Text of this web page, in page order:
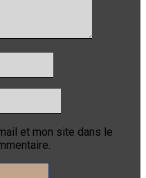
et mon site dans le